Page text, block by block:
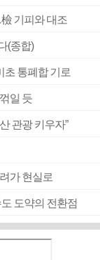
기피와 대조
(종합)
통폐합 기로
일 듯
관광 키우자”
가 현실로
도약의 전환점